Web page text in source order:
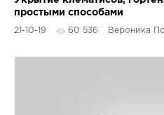
простыми способами
21-10-19 60 536 Вероника